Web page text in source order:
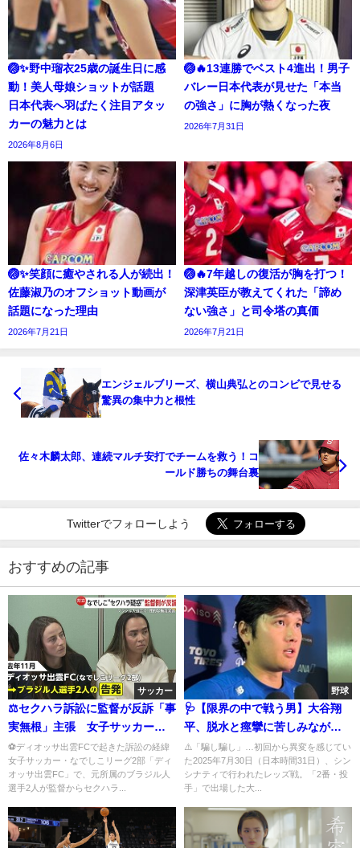
🏐✨野中瑠衣25歳の誕生日に感
動！美人母娘ショットが話題
日本代表へ羽ばたく注目アタッ
カーの魅力とは
2026年8月6日
🏐🔥13連勝でベスト4進出！男子
バレー日本代表が見せた「本当
の強さ」に胸が熱くなった夜
2026年7月31日
🏐✨笑顔に癒やされる人が続出！
佐藤淑乃のオフショット動画が
話題になった理由
2026年7月21日
🏐🔥7年越しの復活が胸を打つ！
深津英臣が教えてくれた「諦め
ない強さ」と司令塔の真価
2026年7月21日
エンジェルブリーズ、横山典弘とのコンビで見せる
驚異の集中力と根性
佐々木麟太郎、連続マルチ安打でチームを救う！コ
ールド勝ちの舞台裏
Twitterでフォローしよう
おすすめの記事
サッカー
⚖️セクハラ訴訟に監督が反訴「事
実無根」主張 女子サッカー界
に波紋広がる
⚽ディオッサ出雲FCで起きた訴訟の経緯
女子サッカー・なでしこリーグ2部「ディ
オッサ出雲FC」で、元所属のブラジル人
選手2人が監督からセクハラ...
野球
🩺【限界の中で戦う男】大谷翔
平、脱水と痙攣に苦しみながら
もマウンドに立ち続けた理由
⚠️「騙し騙し」…初回から異変を感じてい
た2025年7月30日（日本時間31日）、シン
シナティで行われたレッズ戦。「2番・投
手」で出場した大...